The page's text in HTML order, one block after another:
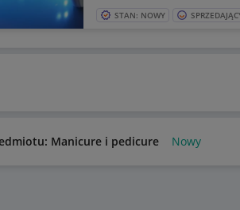
STAN: NOWY
Manicure i pedicure Nowy